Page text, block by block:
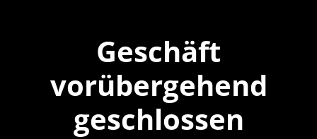
Geschäft
vorübergehend
geschlossen